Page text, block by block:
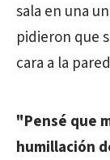
sala en una
pidieron que
cara a la
"Pensé que
humillación